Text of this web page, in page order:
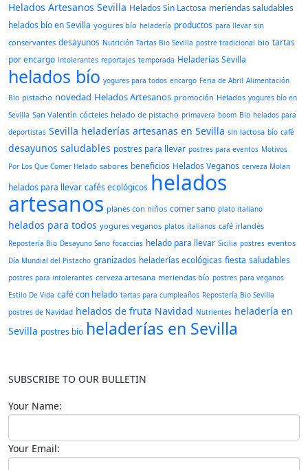
Helados Artesanos Sevilla Helados Sin Lactosa meriendas saludables
helados bío en Sevilla yogures bío heladería productos para llevar sin
conservantes desayunos Nutrición Tartas Bio Sevilla postre tradicional bio tartas
por encargo intolerantes reportajes temporada Heladerías Sevilla
helados bío yogures para todos encargo Feria de Abril Alimentación
Bio pistacho novedad Helados Artesanos promoción Helados yogures bío en
Sevilla San Valentín cócteles helado de pistacho primavera boom Bio helados para
deportistas Sevilla heladerías artesanas en Sevilla sin lactosa bío café
desayunos saludables postres para llevar postres para eventos Motivos
Por Los Que Comer Helado sabores beneficios Helados Veganos cerveza Molan
helados para llevar cafés ecológicos helados
artesanos planes con niños comer sano plato italiano
helados para todos yogures veganos platos italianos café irlandés
Repostería Bio Desayuno Sano focaccias helado para llevar Sicilia postres eventos
Día Mundial del Pistacho granizados heladerías ecológicas fiesta saludables
postres para intolerantes cerveza artesana meriendas bío postres para veganos
Estilo De Vida café con helado tartas para cumpleaños Repostería Bio Sevilla
postres de Navidad helados de fruta Navidad Nutrientes heladería en
Sevilla postres bío heladerías en Sevilla
SUBSCRIBE TO OUR BULLETIN
Your Name:
Your Email: